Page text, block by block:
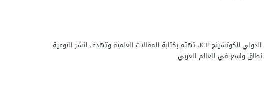
لايف كوتش قيد الأعتماد من الاتحاد الدولي للكوتشينج ICF، تهتم بكتابة المقالات العلمية وتهدف لنشر التوعية
واسع في العالم العربي.